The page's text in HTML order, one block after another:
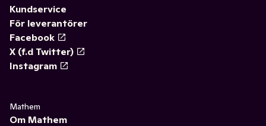
Kundservice
För leverantörer
Facebook
X (f.d Twitter)
Instagram
Mathem
Om Mathem